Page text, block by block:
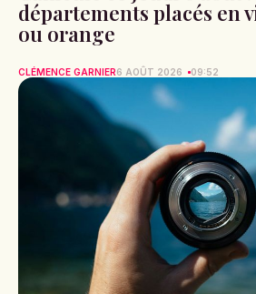
départements placés en
ou orange
CLÉMENCE GARNIER6 AOÛT 2026 09:52